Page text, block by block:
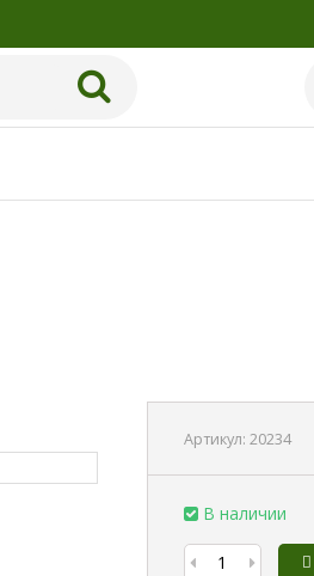
Артикул: 20234
В наличии